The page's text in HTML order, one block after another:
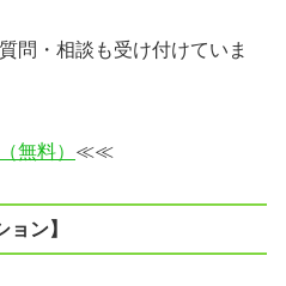
問・相談も受け付けていま
無料） ≪≪
ン】